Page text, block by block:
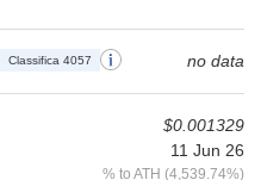
Classifica 4057 no data
$0.001329
11 Jun 26
% to ATH (4,539.74%)